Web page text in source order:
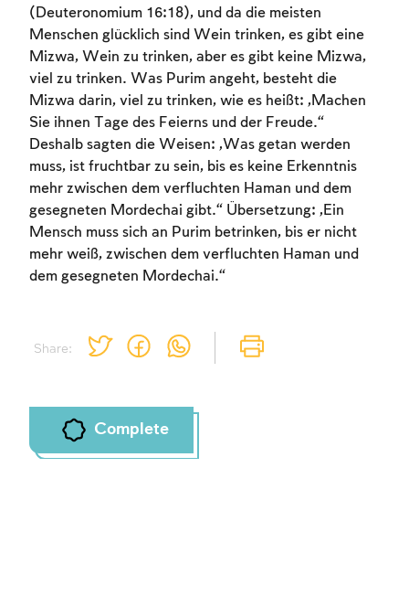
Share:
(Deuteronomium 16:18), und da die meisten
Menschen glücklich sind Wein trinken, es gibt eine
Mizwa, Wein zu trinken, aber es gibt keine Mizwa,
viel zu trinken. Was Purim angeht, besteht die
Mizwa darin, viel zu trinken, wie es heißt: „Machen
Sie ihnen Tage des Feierns und der Freude.“
Deshalb sagten die Weisen: „Was getan werden
muss, ist fruchtbar zu sein, bis es keine Erkenntnis
mehr zwischen dem verfluchten Haman und dem
gesegneten Mordechai gibt.“ Übersetzung: „Ein
Mensch muss sich an Purim betrinken, bis er nicht
mehr weiß, zwischen dem verfluchten Haman und
dem gesegneten Mordechai.“
Complete
Account required
To mark concepts as learned, you'll need
to create an account or log in.
Sign up Login